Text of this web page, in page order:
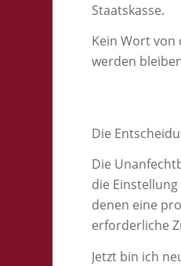
Staatskasse.
Kein Wort von
werden
Die
Die
die
denen eine
erforderliche
Jetzt bin ich